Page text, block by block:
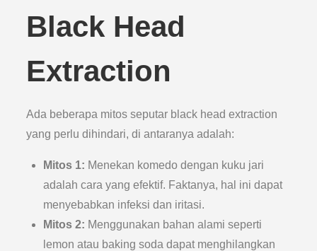
Black Head
Extraction
Ada beberapa mitos seputar black head extraction
yang perlu dihindari, di antaranya adalah:
Mitos 1: Menekan komedo dengan kuku jari
adalah cara yang efektif. Faktanya, hal ini dapat
menyebabkan infeksi dan iritasi.
Mitos 2: Menggunakan bahan alami seperti
lemon atau baking soda dapat menghilangkan